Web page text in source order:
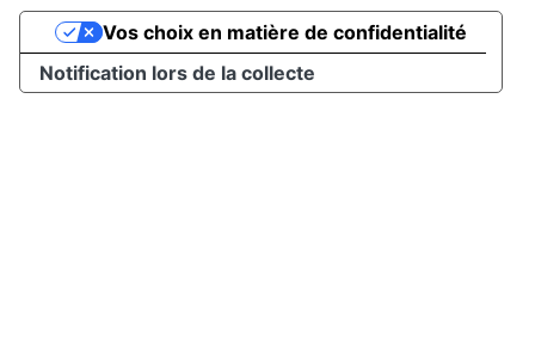
Notification lors de la collecte
Vos choix en matière de confidentialité